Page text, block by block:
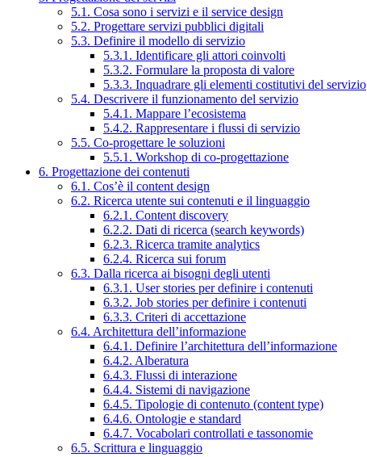
5.1. Cosa sono i servizi e il service design
5.2. Progettare servizi pubblici digitali
5.3. Definire il modello di servizio
5.3.1. Identificare gli attori coinvolti
5.3.2. Formulare la proposta di valore
5.3.3. Inquadrare gli elementi costitutivi del servizio
5.4. Descrivere il funzionamento del servizio
5.4.1. Mappare l’ecosistema
5.4.2. Rappresentare i flussi di servizio
5.5. Co-progettare le soluzioni
5.5.1. Workshop di co-progettazione
6. Progettazione dei contenuti
6.1. Cos’è il content design
6.2. Ricerca utente sui contenuti e il linguaggio
6.2.1. Content discovery
6.2.2. Dati di ricerca (search keywords)
6.2.3. Ricerca tramite analytics
6.2.4. Ricerca sui forum
6.3. Dalla ricerca ai bisogni degli utenti
6.3.1. User stories per definire i contenuti
6.3.2. Job stories per definire i contenuti
6.3.3. Criteri di accettazione
6.4. Architettura dell’informazione
6.4.1. Definire l’architettura dell’informazione
6.4.2. Alberatura
6.4.3. Flussi di interazione
6.4.4. Sistemi di navigazione
6.4.5. Tipologie di contenuto (content type)
6.4.6. Ontologie e standard
6.4.7. Vocabolari controllati e tassonomie
6.5. Scrittura e linguaggio